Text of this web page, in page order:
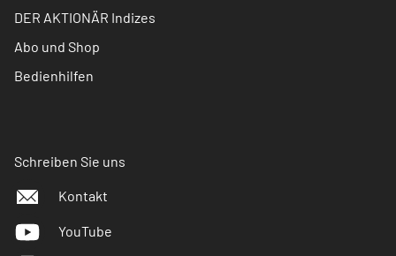
DER AKTIONÄR Indizes
Abo und Shop
Bedienhilfen
Schreiben Sie uns
Kontakt
YouTube